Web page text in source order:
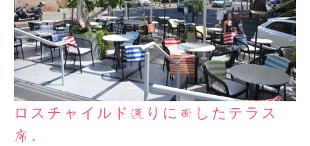
ロスチャイルド通りに面したテラス
席。